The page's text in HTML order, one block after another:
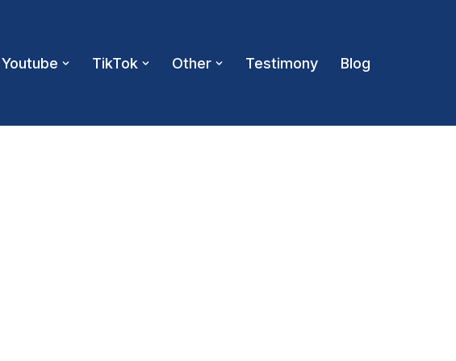
Youtube TikTok Other Testimony Blog